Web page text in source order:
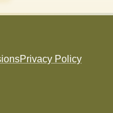
Privacy Policy